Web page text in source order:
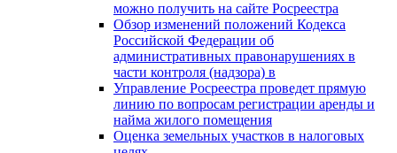
можно получить на сайте Росреестра
Обзор изменений положений Кодекса
Российской Федерации об
административных правонарушениях в
части контроля (надзора) в
Управление Росреестра проведет прямую
линию по вопросам регистрации аренды и
найма жилого помещения
Оценка земельных участков в налоговых